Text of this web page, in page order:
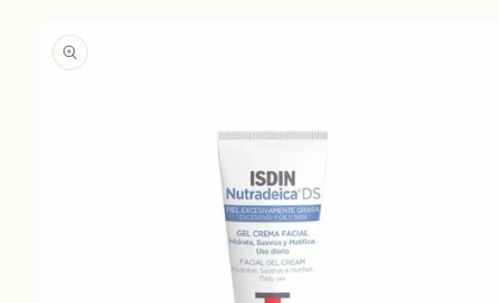
información
del producto